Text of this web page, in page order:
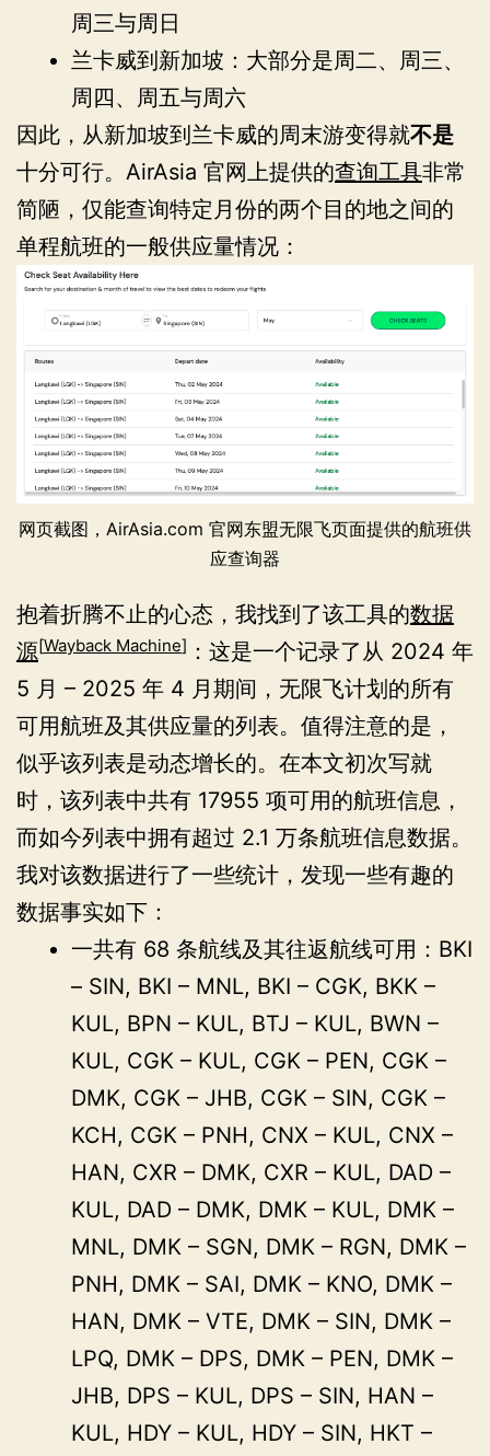
周三与周日
兰卡威到新加坡：大部分是周二、周三、
周四、周五与周六
因此，从新加坡到兰卡威的周末游变得就不是
十分可行。AirAsia 官网上提供的查询工具非常
简陋，仅能查询特定月份的两个目的地之间的
单程航班的一般供应量情况：
网页截图，AirAsia.com 官网东盟无限飞页面提供的航班供
应查询器
抱着折腾不止的心态，我找到了该工具的数据
源[Wayback Machine] ：这是一个记录了从 2024 年
5 月 – 2025 年 4 月期间，无限飞计划的所有
可用航班及其供应量的列表。值得注意的是，
似乎该列表是动态增长的。在本文初次写就
时，该列表中共有 17955 项可用的航班信息，
而如今列表中拥有超过 2.1 万条航班信息数据。
我对该数据进行了一些统计，发现一些有趣的
数据事实如下：
一共有 68 条航线及其往返航线可用：BKI
– SIN, BKI – MNL, BKI – CGK, BKK –
KUL, BPN – KUL, BTJ – KUL, BWN –
KUL, CGK – KUL, CGK – PEN, CGK –
DMK, CGK – JHB, CGK – SIN, CGK –
KCH, CGK – PNH, CNX – KUL, CNX –
HAN, CXR – DMK, CXR – KUL, DAD –
KUL, DAD – DMK, DMK – KUL, DMK –
MNL, DMK – SGN, DMK – RGN, DMK –
PNH, DMK – SAI, DMK – KNO, DMK –
HAN, DMK – VTE, DMK – SIN, DMK –
LPQ, DMK – DPS, DMK – PEN, DMK –
JHB, DPS – KUL, DPS – SIN, HAN –
KUL, HDY – KUL, HDY – SIN, HKT –